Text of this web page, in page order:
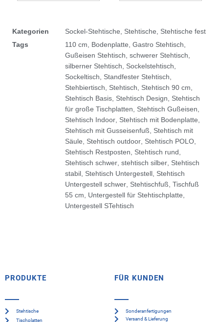
Kategorien Sockel-Stehtische Stehtische
Stehtische fest
Tags
110 cm Bodenplatte Gastro Stehtisch
Gußeisen Stehtisch schwerer Stehtisch
silberner Stehtisch
Sockelstehtisch
Sockeltisch
Standfester Stehtisch
Stehbiertisch
Stehtisch Stehtisch 90 cm
Stehtisch Basis Stehtisch Design
Stehtisch
für große Tischplatten
Stehtisch Gußeisen
Stehtisch Indoor Stehtisch mit Bodenplatte
Stehtisch mit Gusseisenfuß
Stehtisch mit
Säule
Stehtisch outdoor Stehtisch POLO
Stehtisch Restposten
Stehtisch rund
Stehtisch schwer stehtisch silber Stehtisch
stabil Stehtisch Untergestell Stehtisch
Untergestell schwer Stehtischfuß Tischfuß
55 cm
Untergestell für Stehtischplatte
Untergestell STehtisch
PRODUKTE
Stehtische
Tischplatten
FÜR KUNDEN
Sonderanfertigungen
Versand & Lieferung